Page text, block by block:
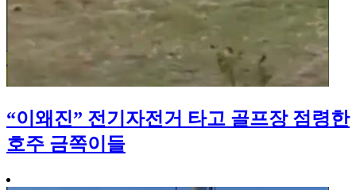
“이왜진” 전기자전거 타고 골프장 점령한
호주 금쪽이들